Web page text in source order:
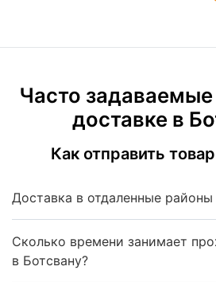
Часто
доставке в
Как отправить
Доставка в отдаленные
Сколько времени занимает
в Ботсвану?